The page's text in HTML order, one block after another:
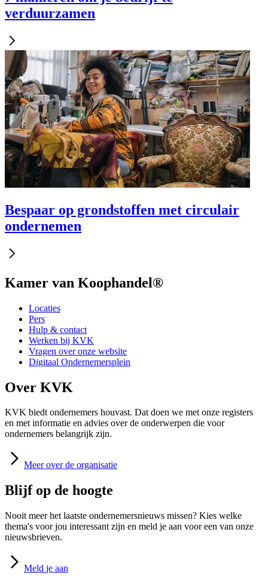
verduurzamen
Bespaar op grondstoffen met circulair
ondernemen
Kamer van Koophandel®
Locaties
Pers
Hulp & contact
Werken bij KVK
Vragen over onze website
Digitaal Ondernemersplein
Over KVK
KVK biedt ondernemers houvast. Dat doen we met onze registers
en met informatie en advies over de onderwerpen die voor
ondernemers belangrijk zijn.
Meer over de organisatie
Blijf op de hoogte
Nooit meer het laatste ondernemersnieuws missen? Kies welke
thema's voor jou interessant zijn en meld je aan voor een van onze
nieuwsbrieven.
Meld je aan